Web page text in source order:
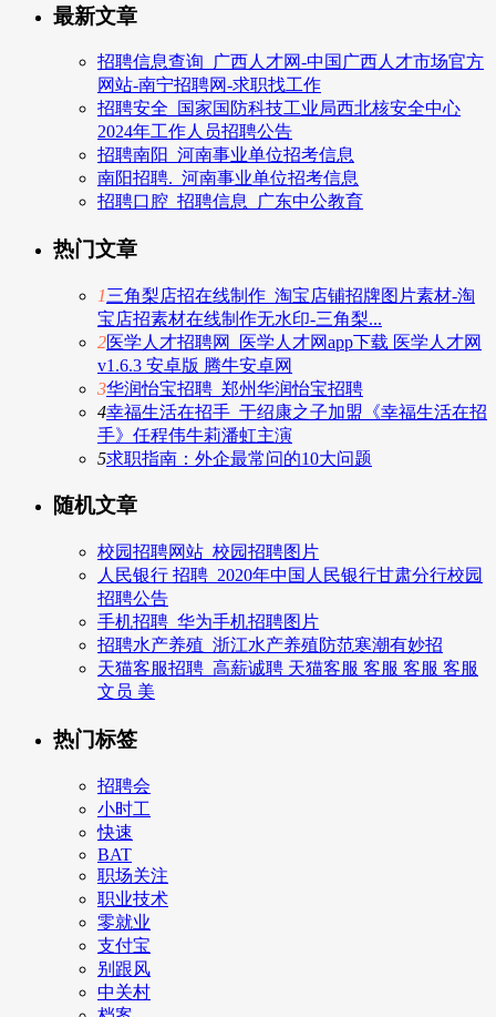
最新文章
招聘信息查询_广西人才网-中国广西人才市场官方
网站-南宁招聘网-求职找工作
招聘安全_国家国防科技工业局西北核安全中心
2024年工作人员招聘公告
招聘南阳_河南事业单位招考信息
南阳招聘._河南事业单位招考信息
招聘口腔_招聘信息_广东中公教育
热门文章
1三角梨店招在线制作_淘宝店铺招牌图片素材-淘
宝店招素材在线制作无水印-三角梨...
2医学人才招聘网_医学人才网app下载 医学人才网
v1.6.3 安卓版 腾牛安卓网
3华润怡宝招聘_郑州华润怡宝招聘
4幸福生活在招手_于绍康之子加盟《幸福生活在招
手》任程伟牛莉潘虹主演
5求职指南：外企最常问的10大问题
随机文章
校园招聘网站_校园招聘图片
人民银行 招聘_2020年中国人民银行甘肃分行校园
招聘公告
手机招聘_华为手机招聘图片
招聘水产养殖_浙江水产养殖防范寒潮有妙招
天猫客服招聘_高薪诚聘 天猫客服 客服 客服 客服
文员 美
热门标签
招聘会
小时工
快速
BAT
职场关注
职业技术
零就业
支付宝
别跟风
中关村